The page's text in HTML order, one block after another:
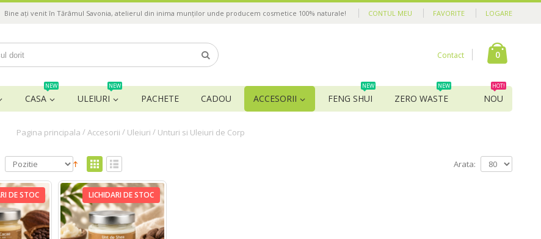
CONTUL MEU FAVORITE LOGARE
Bine ați venit în Tărâmul Savonia, atelierul din inima munților unde producem cosmetice 100% naturale!
Contact 0
CASA
NEW
ULEIURI
NEW
PACHETE CADOU ACCESORII FENG SHUI
NEW
ZERO WASTE
NEW
NOU
HOT!
Pagina principala /Accesorii / Uleiuri / Unturi si Uleiuri de Corp
Arata:
DE STOC LICHIDARI DE STOC